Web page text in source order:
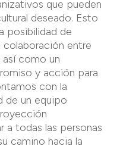
que pueden
deseado. Esto
posibilidad de
colaboración entre
como un
y acción para
con la
de un equipo
a todas las personas
camino hacia la